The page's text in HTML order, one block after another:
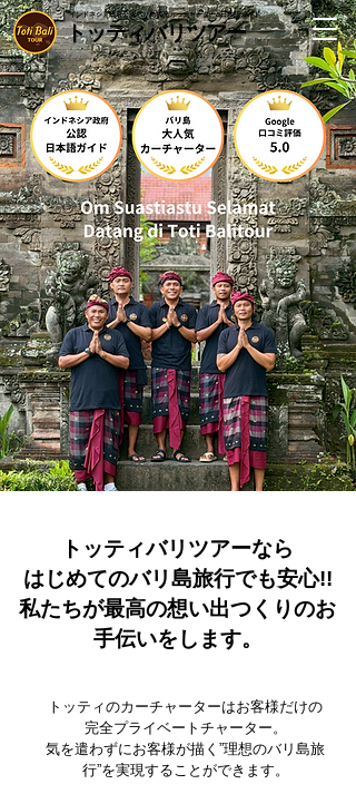
インドネシア政府公認バリ島観光カーチャーター&日本語ガイド️️️️
トッティバリツアー
トッティバリツアーなら
はじめてのバリ島旅行でも安心!!
私たちが最高の想い出つくりのお
手伝いをします。
トッティのカーチャーターはお客様だけの
完全プライベートチャーター。
気を遣わずにお客様が描く”理想のバリ島旅
行”を実現することができます。